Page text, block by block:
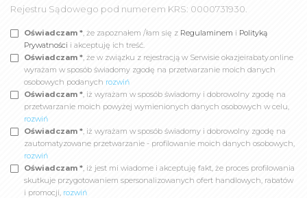
Rejestru Sądowego pod numerem KRS: 0000731930.
Oświadczam * , że zapoznałem /łam się z Regulaminem i Polityką
Prywatności i akceptuję ich treść.
Oświadczam * , że w związku z rejestracją w Serwisie okazjeirabaty.online
wyrażam w sposób świadomy zgodę na przetwarzanie moich danych
osobowych podanych rozwiń
Oświadczam * , iż wyrażam w sposób świadomy i dobrowolny zgodę na
przetwarzanie moich powyżej wymienionych danych osobowych w celu,
rozwiń
Oświadczam * , iż wyrażam w sposób świadomy i dobrowolny zgodę na
zautomatyzowane przetwarzanie - profilowanie moich danych osobowych,
rozwiń
Oświadczam * , iż jest mi wiadome i akceptuję fakt, że proces profilowania
skutkuje przygotowaniem spersonalizowanych ofert handlowych, rabatów
i promocji, rozwiń